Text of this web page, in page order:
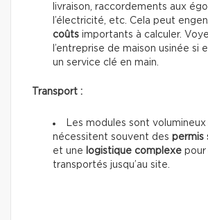
livraison, raccordements aux
l’électricité, etc. Cela peut
coûts importants à calculer.
l’entreprise de maison usinée si
un service clé en main.
Transport :
Les modules sont
nécessitent souvent des permis
et une logistique complexe
transportés jusqu’au site.